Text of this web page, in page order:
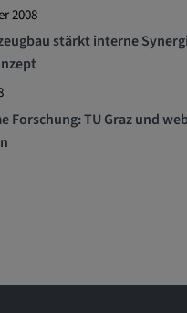
2008
stärkt interne
Forschung: TU Graz und
Cookies werden
der Besucher auf
Laufzeit:
Monate, 30 Minuten